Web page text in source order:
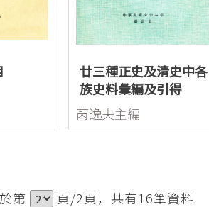
廿三種正史及清史中各
族史料彙編及引得
芮逸夫主編
第 頁/2頁，共有16筆資料